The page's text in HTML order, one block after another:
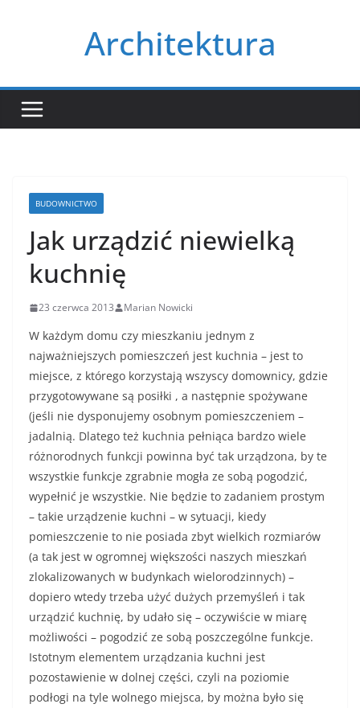
Architektura
BUDOWNICTWO
Jak urządzić niewielką
kuchnię
23 czerwca 2013 Marian Nowicki
W każdym domu czy mieszkaniu jednym z
najważniejszych pomieszczeń jest kuchnia – jest to
miejsce, z którego korzystają wszyscy domownicy, gdzie
przygotowywane są posiłki , a następnie spożywane
(jeśli nie dysponujemy osobnym pomieszczeniem –
jadalnią. Dlatego też kuchnia pełniąca bardzo wiele
różnorodnych funkcji powinna być tak urządzona, by te
wszystkie funkcje zgrabnie mogła ze sobą pogodzić,
wypełnić je wszystkie. Nie będzie to zadaniem prostym
– takie urządzenie kuchni – w sytuacji, kiedy
pomieszczenie to nie posiada zbyt wielkich rozmiarów
(a tak jest w ogromnej większości naszych mieszkań
zlokalizowanych w budynkach wielorodzinnych) –
dopiero wtedy trzeba użyć dużych przemyśleń i tak
urządzić kuchnię, by udało się – oczywiście w miarę
możliwości – pogodzić ze sobą poszczególne funkcje.
Istotnym elementem urządzania kuchni jest
pozostawienie w dolnej części, czyli na poziomie
podłogi na tyle wolnego miejsca, by można było się